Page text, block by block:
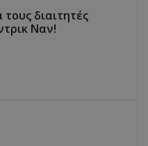
διαιτητές
Ναν!